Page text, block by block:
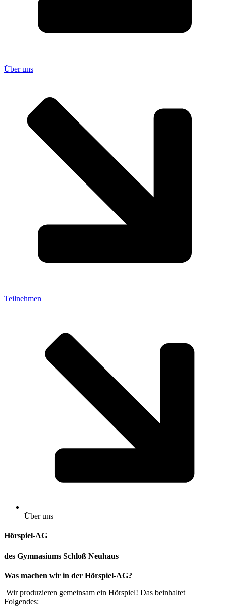
Über uns
Teilnehmen
Über uns
Hörspiel-AG
des Gymnasiums Schloß Neuhaus
Was machen wir in der Hörspiel-AG?
Wir produzieren gemeinsam ein Hörspiel! Das beinhaltet
Folgendes: